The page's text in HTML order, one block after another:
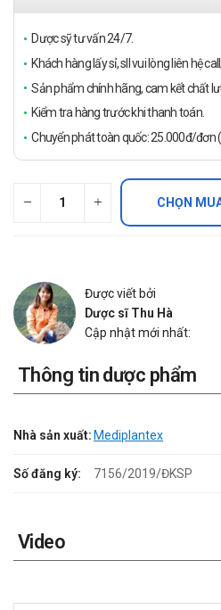
Dược sỹ tư vấn 24/7.
Khách hàng lấy sỉ, sll vui lòng liên hệ
Sản phẩm chính hãng, cam kết chất
Kiểm tra hàng trước khi thanh toán.
Chuyển phát toàn quốc: 25.000đ/đơn
CHỌN
Được viết bởi
Dược sĩ Thu Hà
Cập nhật mới nhất:
Thông tin dược phẩm
Nhà sản xuất: Mediplantex
Số đăng ký: 7156/2019/ĐKSP
Video